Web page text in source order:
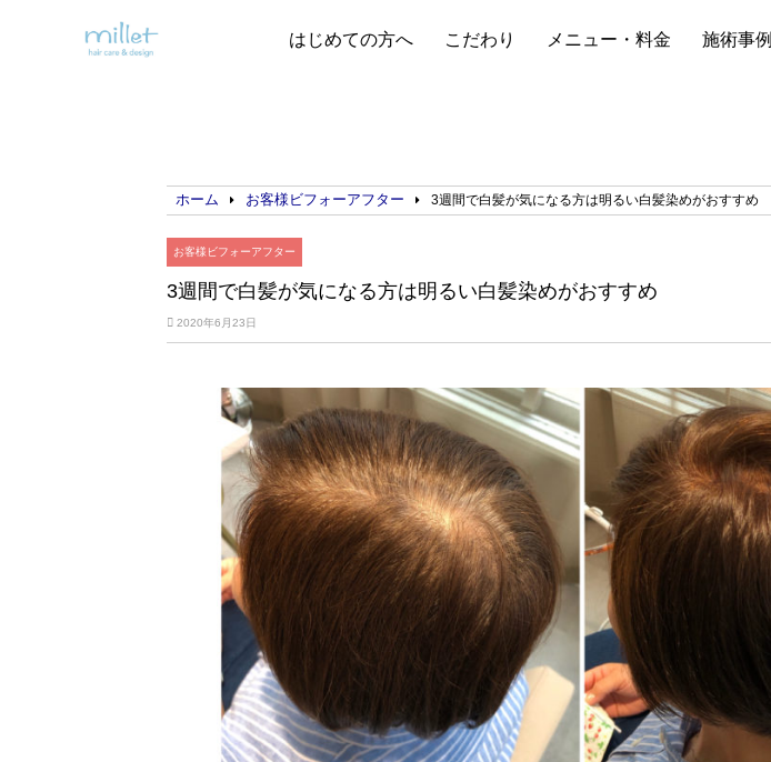
はじめての方へ こだわり メニュー・料金 施術事例
ホーム お客様ビフォーアフター 3週間で白髪が気になる方は明るい白髪染めがおすすめ
お客様ビフォーアフター
3週間で白髪が気になる方は明るい白髪染めがおすすめ
2020年6月23日